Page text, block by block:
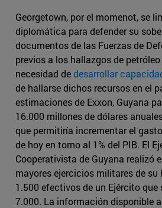
Georgetown, por el momenot, se
diplomática para defender su
documentos de las Fuerzas de
previos a los hallazgos de
necesidad dedesarrollar
de hallarse dichos recursos en el
estimaciones de Exxon, Guyana
16.000 millones de dólares
que permitiría incrementar el
de hoy en torno al 1% del PIB. El
Cooperativista de Guyana realizó
mayores ejercicios militares de
1.500 efectivos de un Ejército que
7.000. La información disponible